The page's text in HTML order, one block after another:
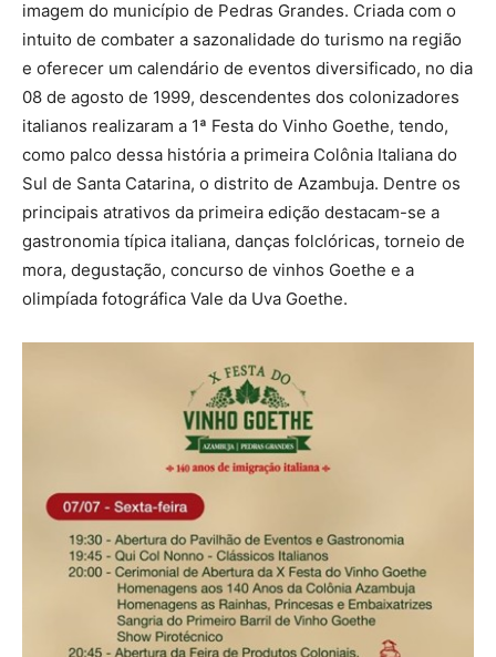
imagem do município de Pedras Grandes. Criada com o
intuito de combater a sazonalidade do turismo na região
e oferecer um calendário de eventos diversificado, no dia
08 de agosto de 1999, descendentes dos colonizadores
italianos realizaram a 1ª Festa do Vinho Goethe, tendo,
como palco dessa história a primeira Colônia Italiana do
Sul de Santa Catarina, o distrito de Azambuja. Dentre os
principais atrativos da primeira edição destacam-se a
gastronomia típica italiana, danças folclóricas, torneio de
mora, degustação, concurso de vinhos Goethe e a
olimpíada fotográfica Vale da Uva Goethe.